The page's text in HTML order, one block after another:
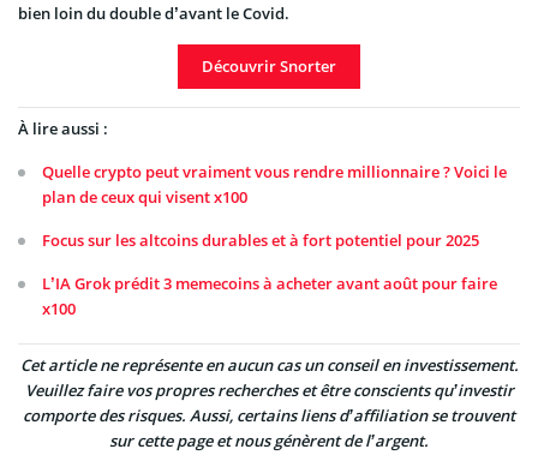
bien loin du double d’avant le Covid.
Découvrir Snorter
À lire aussi :
Quelle crypto peut vraiment vous rendre millionnaire ? Voici le
plan de ceux qui visent x100
Focus sur les altcoins durables et à fort potentiel pour 2025
L’IA Grok prédit 3 memecoins à acheter avant août pour faire
x100
Cet article ne représente en aucun cas un conseil en investissement.
Veuillez faire vos propres recherches et être conscients qu’investir
comporte des risques. Aussi, certains liens d’affiliation se trouvent
sur cette page et nous génèrent de l’argent.